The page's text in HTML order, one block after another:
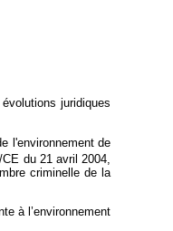
juridiques
l'environnement de
du 21 avril 2004,
criminelle de la
à l’environnement